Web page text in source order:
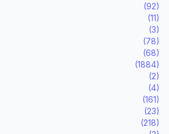
(92)
(11)
(3)
(78)
(68)
(1884)
(2)
(4)
(161)
(23)
(218)